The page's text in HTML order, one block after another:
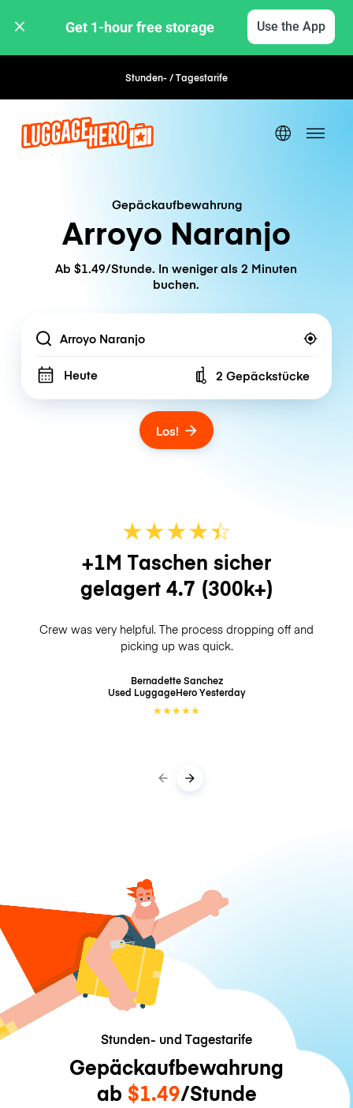
Get 1-hour free storage Use the App
Stunden- / Tagestarife Flexible Buchung
Gepäckaufbewahrung
Arroyo Naranjo
Ab $1.49/Stunde. In weniger als 2 Minuten
buchen.
Location
Heute Number of bags
2 Gepäckstücke
Los!
★★★★☆
★
+1M Taschen sicher
gelagert 4.7 (300k+)
Crew was very helpful. The process dropping off and
picking up was quick.
Bernadette Sanchez
Used LuggageHeroYesterday
★★★★★
Stunden- und Tagestarife
Gepäckaufbewahrung
ab $1.49/Stunde